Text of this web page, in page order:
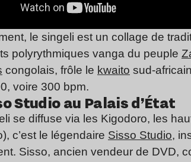
le singeli est un collage de
polyrythmiques vanga du peuple
congolais, frôle le kwaito sud-
voire 300 bpm.
Studio au Palais d’État
se diffuse via les Kigodoro, les
c’est le légendaire Sisso Studio,
Sisso, ancien vendeur de DVD,